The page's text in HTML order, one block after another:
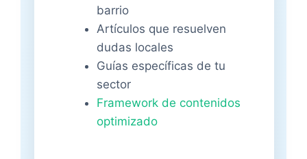
barrio
Artículos que resuelven
dudas locales
Guías específicas de tu
sector
Framework de contenidos
optimizado